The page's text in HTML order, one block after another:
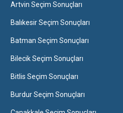
Artvin Seçim Sonuçları
Balıkesir Seçim Sonuçları
Batman Seçim Sonuçları
Bilecik Seçim Sonuçları
Bitlis Seçim Sonuçları
Burdur Seçim Sonuçları